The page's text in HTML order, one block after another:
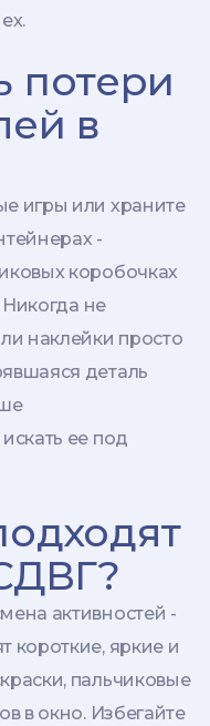
потери
в
игры или храните
-
коробочках
Никогда не
наклейки просто
деталь
ее под
активностей -
короткие, яркие и
пальчиковые
в окно. Избегайте